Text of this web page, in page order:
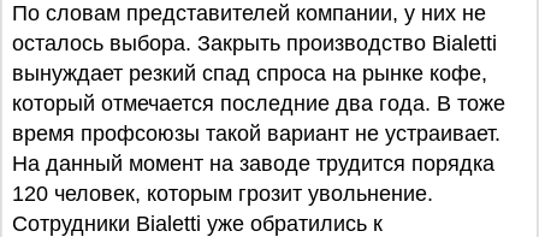
По словам представителей компании, у них не
осталось выбора. Закрыть производство Bialetti
вынуждает резкий спад спроса на рынке кофе,
который отмечается последние два года. В тоже
время профсоюзы такой вариант не устраивает.
На данный момент на заводе трудится порядка
120 человек, которым грозит увольнение.
Сотрудники Bialetti уже обратились к